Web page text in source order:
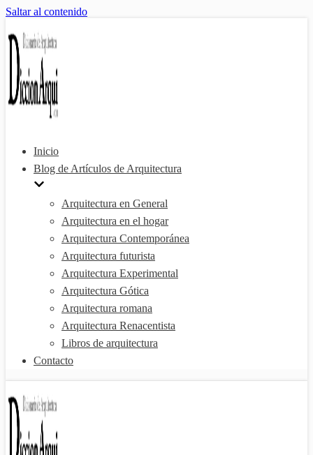
Saltar al contenido
Inicio
Blog de Artículos de Arquitectura
Arquitectura en General
Arquitectura en el hogar
Arquitectura Contemporánea
Arquitectura futurista
Arquitectura Experimental
Arquitectura Gótica
Arquitectura romana
Arquitectura Renacentista
Libros de arquitectura
Contacto